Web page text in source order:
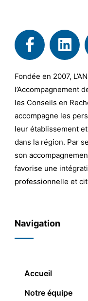
Fondée en 2007,
l’Accompagnement
les Conseils en
accompagne les
leur établissement
dans la région. Par
son
favorise une
professionnelle et
Navigation
Accueil
Notre équipe